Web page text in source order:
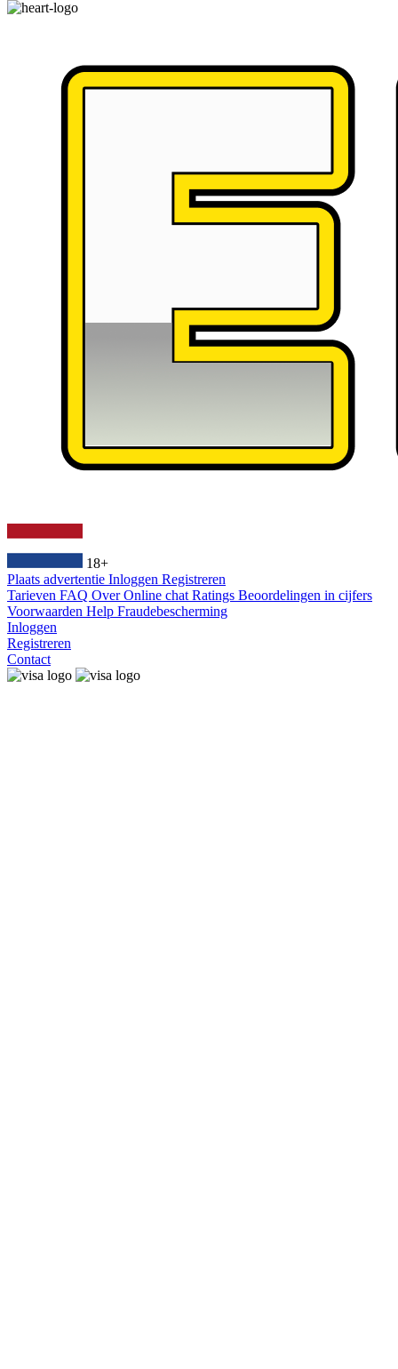
18+
Plaats advertentie Inloggen Registreren
Tarieven FAQ OverOnline chat Ratings Beoordelingen in cijfers
Voorwaarden Help Fraudebescherming
Inloggen
Registreren
Contact